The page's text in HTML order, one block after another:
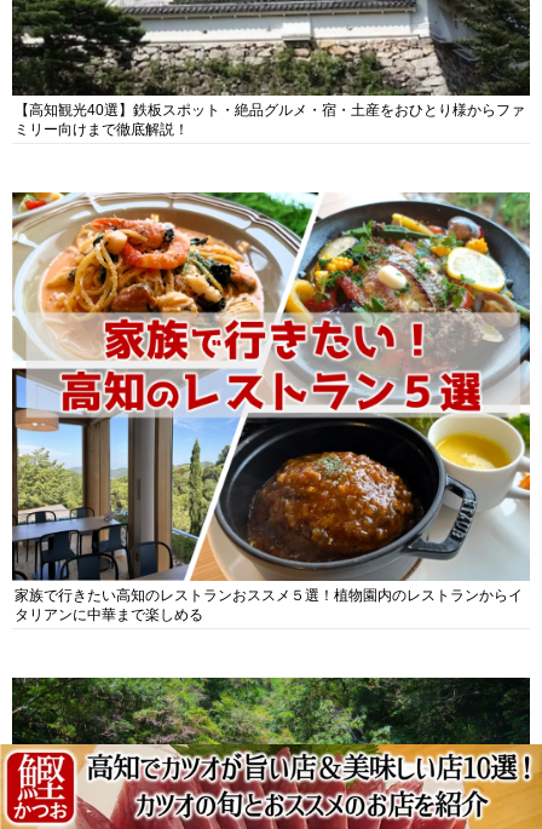
【高知観光40選】鉄板スポット・絶品グルメ・宿・土産をおひとり様からファ
ミリー向けまで徹底解説！
家族で行きたい高知のレストランおススメ５選！植物園内のレストランからイ
タリアンに中華まで楽しめる